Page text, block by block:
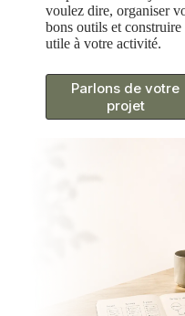
voulez dire, organiser
bons outils et
utile à votre activité.
Parlons de votre
projet